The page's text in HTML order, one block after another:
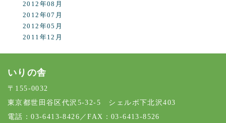
2012年08月
2012年07月
2012年05月
2011年12月
いりの舎
〒155-0032
東京都世田谷区代沢5-32-5 シェルボ下北沢403
電話：03-6413-8426／FAX：03-6413-8526